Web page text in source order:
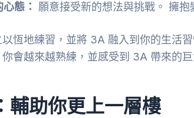
態： 願意接受新的想法與挑戰。 擁抱
恆地練習，並將 3A 融入到你的生活
會越來越熟練，並感受到 3A 帶來的巨
輔助你更上一層樓